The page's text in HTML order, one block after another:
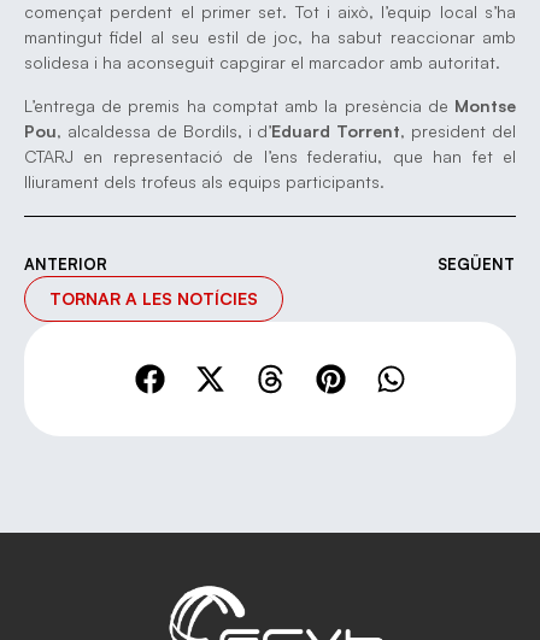
començat perdent el primer set. Tot i això, l’equip local s’ha
mantingut fidel al seu estil de joc, ha sabut reaccionar amb
solidesa i ha aconseguit capgirar el marcador amb autoritat.
L’entrega de premis ha comptat amb la presència de Montse
Pou, alcaldessa de Bordils, i d’Eduard Torrent, president del
CTARJ en representació de l’ens federatiu, que han fet el
lliurament dels trofeus als equips participants.
ANTERIOR SEGÜENT
TORNAR A LES NOTÍCIES